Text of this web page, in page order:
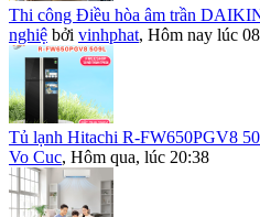
Thi công Điều hòa âm trần
nghiệ bởi vinhphat, Hôm nay lúc
Tủ lạnh Hitachi R-FW650PGV8
Vo Cuc, Hôm qua, lúc 20:38